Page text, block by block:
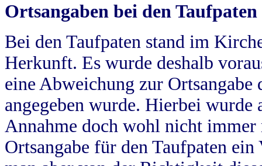
Ortsangaben bei den Taufpaten
Bei den Taufpaten stand im
Herkunft. Es wurde deshalb
eine Abweichung zur
angegeben wurde. Hierbei wurde
Annahme doch wohl nicht
Ortsangabe für den Taufpaten